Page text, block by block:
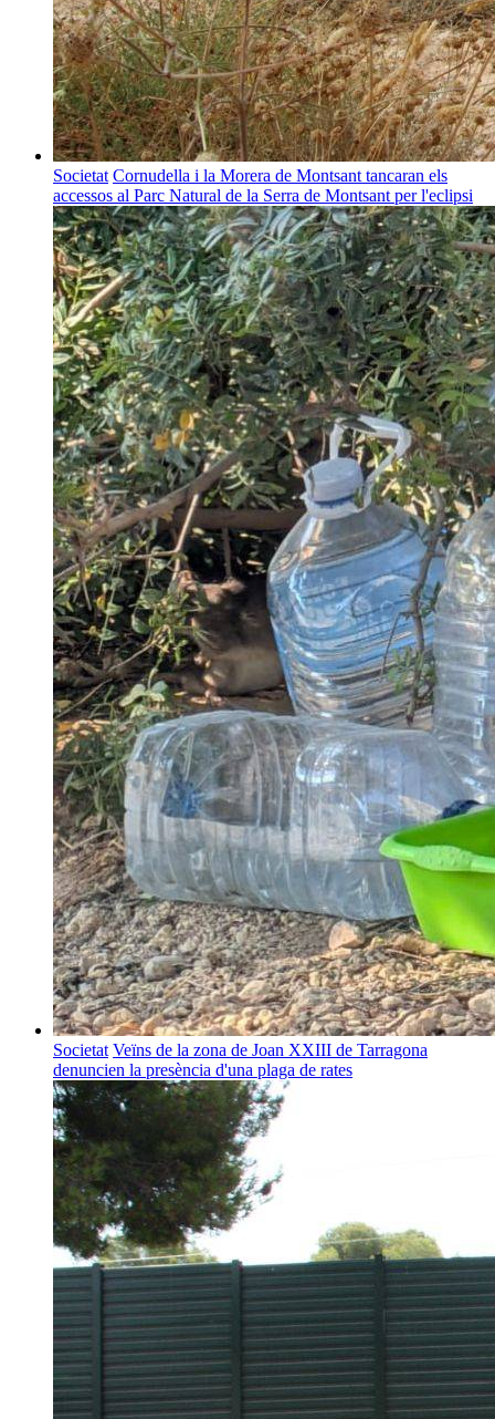
Societat Cornudella i la Morera de Montsant tancaran els
accessos al Parc Natural de la Serra de Montsant per l'eclipsi
Societat Veïns de la zona de Joan XXIII de Tarragona
denuncien la presència d'una plaga de rates